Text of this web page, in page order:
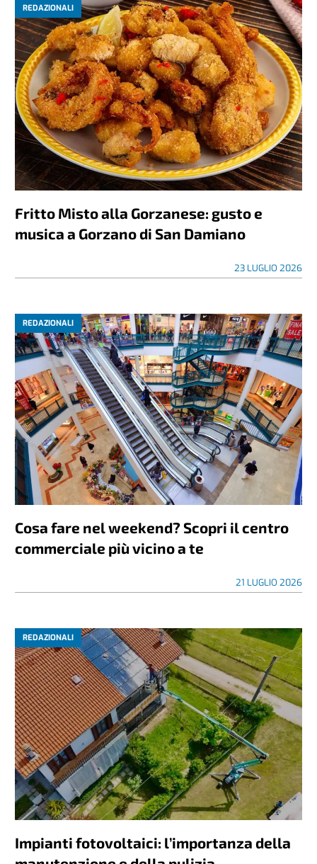
REDAZIONALI
Fritto Misto alla Gorzanese: gusto e
musica a Gorzano di San Damiano
23 LUGLIO 2026
REDAZIONALI
Cosa fare nel weekend? Scopri il centro
commerciale più vicino a te
21 LUGLIO 2026
REDAZIONALI
Impianti fotovoltaici: l’importanza della